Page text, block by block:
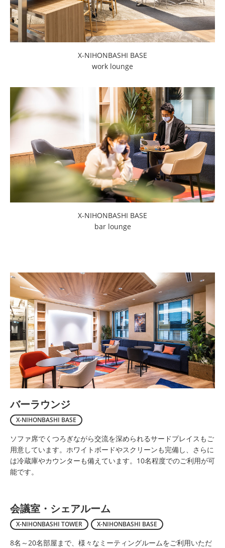
X-NIHONBASHI BASE
work lounge
X-NIHONBASHI BASE
bar lounge
バーラウンジ
X-NIHONBASHI BASE
ソファ席でくつろぎながら交流を深められるサードプレイスもご
用意しています。ホワイトボードやスクリーンも完備し、さらに
は冷蔵庫やカウンターも備えています。10名程度でのご利用が可
能です。
会議室・シェアルーム
X-NIHONBASHI TOWER X-NIHONBASHI BASE
8名～20名部屋まで、様々なミーティングルームをご利用いただ